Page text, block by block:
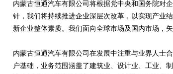
内蒙古恒通汽车有限公司将根据党中央和国务院对
针，我们将持续推进企业深层次改革，以实现产业
新企业整体素质。我们面向全球市场及国内市场，
内蒙古恒通汽车有限公司在发展中注重与业界人士
户基础，业务范围涵盖了建筑业、设计业、工业、